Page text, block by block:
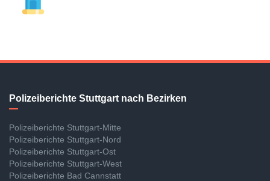
Polizeiberichte Stuttgart nach Bezirken
Polizeiberichte Stuttgart-Mitte
Polizeiberichte Stuttgart-Nord
Polizeiberichte Stuttgart-Ost
Polizeiberichte Stuttgart-West
Polizeiberichte Bad Cannstatt